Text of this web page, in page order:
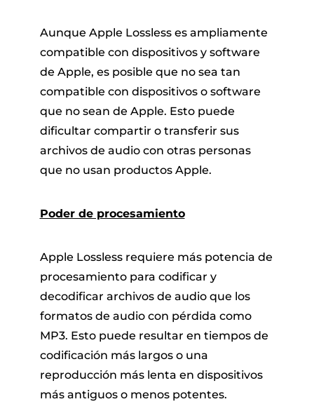
Aunque Apple Lossless es ampliamente
compatible con dispositivos y software
de Apple, es posible que no sea tan
compatible con dispositivos o software
que no sean de Apple. Esto puede
dificultar compartir o transferir sus
archivos de audio con otras personas
que no usan productos Apple.
Poder de procesamiento
Apple Lossless requiere más potencia de
procesamiento para codificar y
decodificar archivos de audio que los
formatos de audio con pérdida como
MP3. Esto puede resultar en tiempos de
codificación más largos o una
reproducción más lenta en dispositivos
más antiguos o menos potentes.